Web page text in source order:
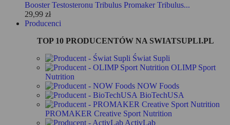
Booster Testosteronu Tribulus Promaker Tribulus...
29,99 zł
Producenci
TOP 10 PRODUCENTÓW NA SWIATSUPLI.PL
Świat Supli
OLIMP Sport
Nutrition
NOW Foods
BioTechUSA
PROMAKER Creative Sport Nutrition
ActivLab